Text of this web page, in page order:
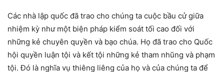
Các nhà lập quốc đã trao cho chúng ta cuộc bầu cử giữa
nhiệm kỳ như một biện pháp kiểm soát tối cao đối với
những kẻ chuyên quyền và bạo chúa. Họ đã trao cho Quốc
hội quyền luận tội và kết tội những kẻ tham nhũng và phạm
tội. Đó là nghĩa vụ thiêng liêng của họ và của chúng ta để